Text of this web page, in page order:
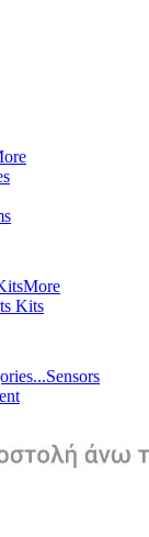
More
Kits
Sensors